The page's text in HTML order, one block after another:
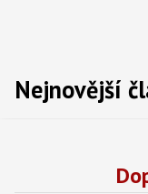
Nejnovější